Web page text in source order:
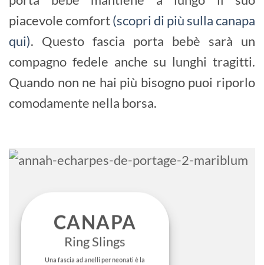
piacevole comfort(scopri di più sulla canapa
qui). Questo fascia porta bebè sarà un
compagno fedele anche su lunghi tragitti.
Quando non ne hai più bisogno puoi riporlo
comodamente nella borsa.
CANAPA
Ring Slings
Una fascia ad anelli per neonati è la